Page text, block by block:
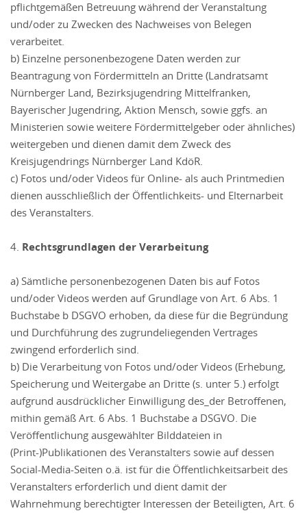
pflichtgemäßen Betreuung während der Veranstaltung
und/oder zu Zwecken des Nachweises von Belegen
verarbeitet.
b) Einzelne personenbezogene Daten werden zur
Beantragung von Fördermitteln an Dritte (Landratsamt
Nürnberger Land, Bezirksjugendring Mittelfranken,
Bayerischer Jugendring, Aktion Mensch, sowie ggfs. an
Ministerien sowie weitere Fördermittelgeber oder ähnliches)
weitergeben und dienen damit dem Zweck des
Kreisjugendrings Nürnberger Land KdöR.
c) Fotos und/oder Videos für Online- als auch Printmedien
dienen ausschließlich der Öffentlichkeits- und Elternarbeit
des Veranstalters.
4. Rechtsgrundlagen der Verarbeitung
a) Sämtliche personenbezogenen Daten bis auf Fotos
und/oder Videos werden auf Grundlage von Art. 6 Abs. 1
Buchstabe b DSGVO erhoben, da diese für die Begründung
und Durchführung des zugrundeliegenden Vertrages
zwingend erforderlich sind.
b) Die Verarbeitung von Fotos und/oder Videos (Erhebung,
Speicherung und Weitergabe an Dritte (s. unter 5.) erfolgt
aufgrund ausdrücklicher Einwilligung des_der Betroffenen,
mithin gemäß Art. 6 Abs. 1 Buchstabe a DSGVO. Die
Veröffentlichung ausgewählter Bilddateien in
(Print-)Publikationen des Veranstalters sowie auf dessen
Social-Media-Seiten o.ä. ist für die Öffentlichkeitsarbeit des
Veranstalters erforderlich und dient damit der
Wahrnehmung berechtigter Interessen der Beteiligten, Art. 6